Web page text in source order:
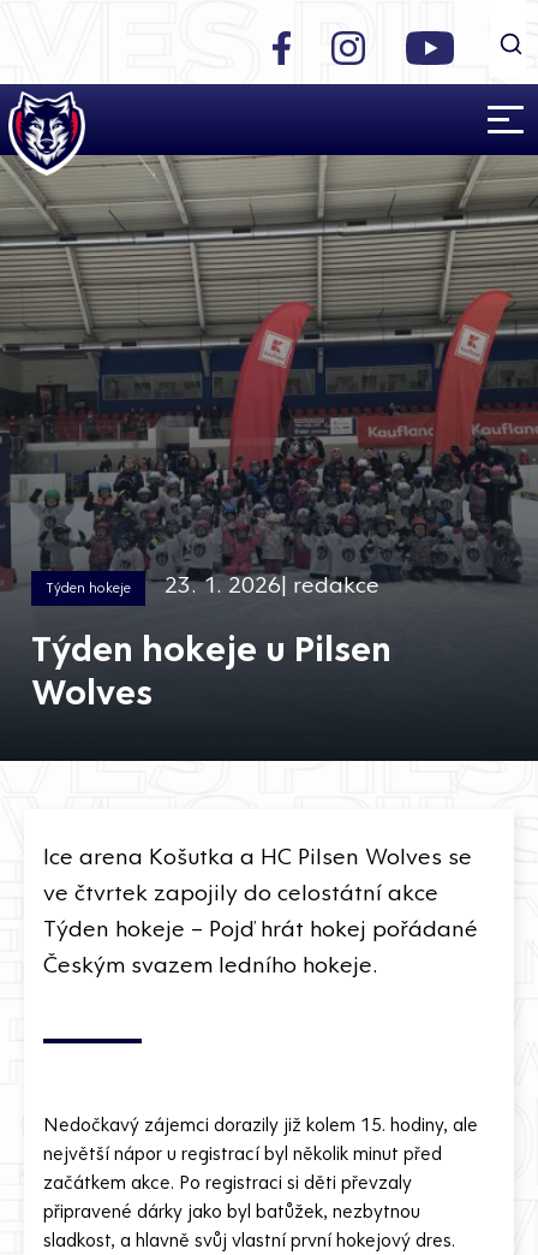
Týden hokeje 23. 1. 2026| redakce
Týden hokeje u Pilsen
Wolves
Ice arena Košutka a HC Pilsen Wolves se
ve čtvrtek zapojily do celostátní akce
Týden hokeje – Pojď hrát hokej pořádané
Českým svazem ledního hokeje.
Nedočkavý zájemci dorazily již kolem 15. hodiny, ale
největší nápor u registrací byl několik minut před
začátkem akce. Po registraci si děti převzaly
připravené dárky jako byl batůžek, nezbytnou
sladkost, a hlavně svůj vlastní první hokejový dres.